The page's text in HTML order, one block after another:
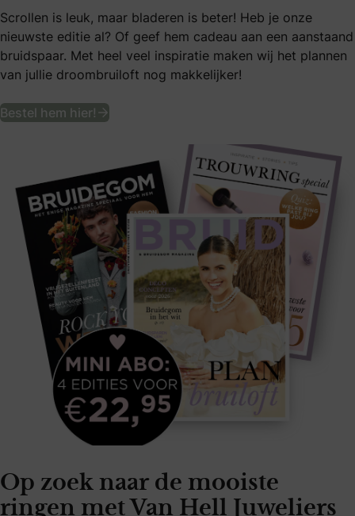
Scrollen is leuk, maar bladeren is beter! Heb je onze
nieuwste editie al? Of geef hem cadeau aan een aanstaand
bruidspaar. Met heel veel inspiratie maken wij het plannen
van jullie droombruiloft nog makkelijker!
Bestel hem hier! Ontvang een jaar lang het leukste
Op zoek naar de mooiste
ringen met Van Hell Juweliers